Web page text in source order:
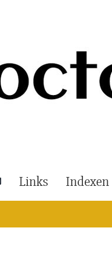
Links Indexen